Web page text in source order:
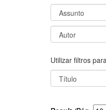
Utilizar filtros